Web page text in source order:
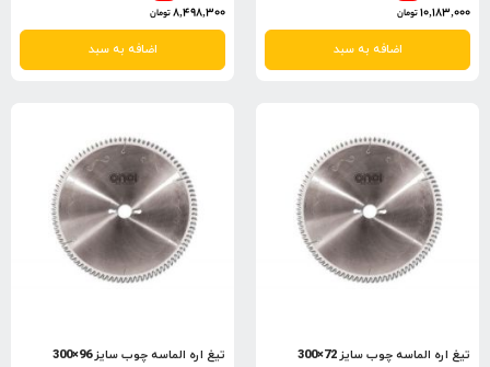
10,183,000تومان
اضافه به سبد
8,498,300تومان
اضافه به سبد
تیغ اره الماسه چوب سایز 72×300
تیغ اره الماسه چوب سایز 96×300